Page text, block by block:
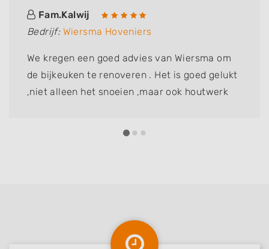
Fam.Kalwij
Bedrijf: Wiersma Hoveniers
We kregen een goed advies van Wiersma om
de bijkeuken te renoveren . Het is goed gelukt
,niet alleen het snoeien ,maar ook houtwerk